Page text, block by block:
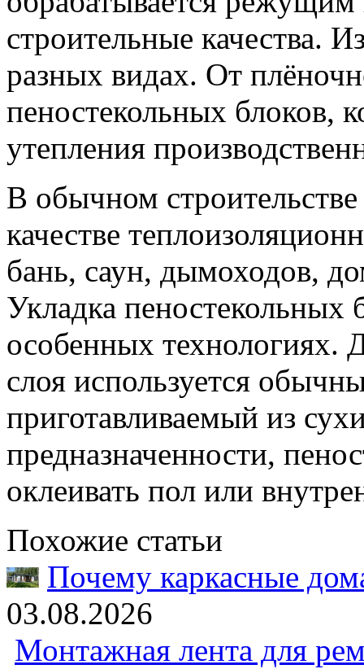
строительные качества.
разных видах. От
пеностекольных блоков,
утепления
В обычном строительстве
качестве
бань, саун, дымоходов,
Укладка пеностекольных
особенных технологиях.
слоя используется
приготавливаемый из
предназначенности,
оклеивать пол или
Похожие статьи
Почему каркасные
03.08.2026
Монтажная лента для